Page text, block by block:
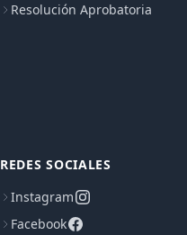
Resolución Aprobatoria
REDES SOCIALES
Instagram
Facebook